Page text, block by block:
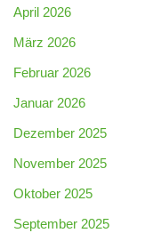
April 2026
März 2026
Februar 2026
Januar 2026
Dezember 2025
November 2025
Oktober 2025
September 2025